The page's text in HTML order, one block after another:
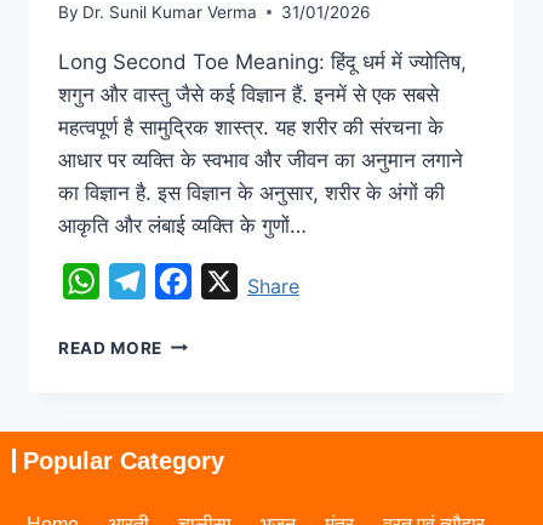
By Dr. Sunil Kumar Verma 31/01/2026
Long Second Toe Meaning: हिंदू धर्म में ज्योतिष,
शगुन और वास्तु जैसे कई विज्ञान हैं. इनमें से एक सबसे
महत्वपूर्ण है सामुद्रिक शास्त्र. यह शरीर की संरचना के
आधार पर व्यक्ति के स्वभाव और जीवन का अनुमान लगाने
का विज्ञान है. इस विज्ञान के अनुसार, शरीर के अंगों की
आकृति और लंबाई व्यक्ति के गुणों…
WhatsAppTelegramFacebook
XShare
READ MORE
Popular Category